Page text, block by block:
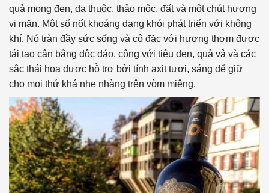
quả mọng đen, da thuộc, thảo mộc, đất và một chút hương
vị mặn. Một số nốt khoáng dạng khói phát triển với không
khí. Nó tràn đầy sức sống và cô đặc với hương thơm được
tái tạo cân bằng độc đáo, cộng với tiêu đen, quả vả và các
sắc thái hoa được hỗ trợ bởi tính axit tươi, sáng để giữ
cho mọi thứ khá nhẹ nhàng trên vòm miệng.